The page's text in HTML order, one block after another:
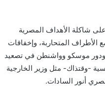
شاكلة الأهداف المصرية
الأطراف المتحاربة، وإخفاقات
ودور موسكو وواشنطن في تصعيد
-وقتذاك- مثل وزير الخارجية
أنور السادات.